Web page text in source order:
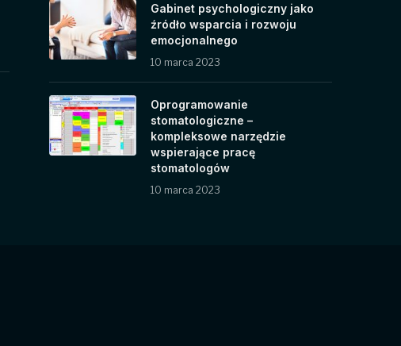
Gabinet psychologiczny jako
źródło wsparcia i rozwoju
emocjonalnego
10 marca 2023
Oprogramowanie
stomatologiczne –
kompleksowe narzędzie
wspierające pracę
stomatologów
10 marca 2023